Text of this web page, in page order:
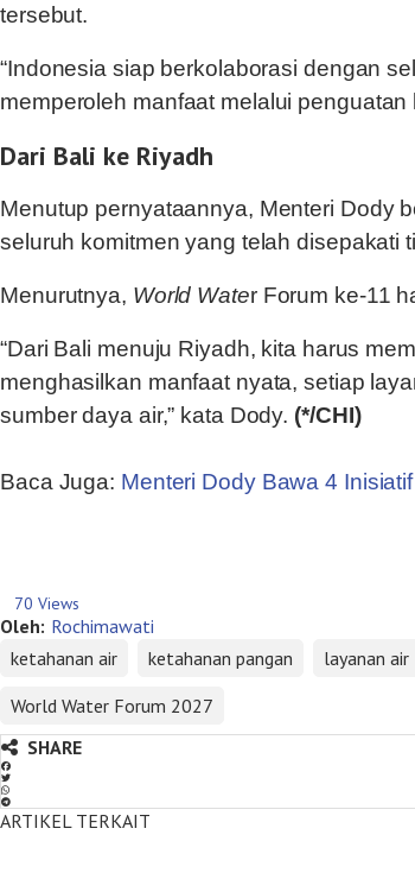
tersebut.
“Indonesia siap berkolaborasi dengan
memperoleh manfaat melalui
Dari Bali ke Riyadh
Menutup pernyataannya, Menteri Dody
seluruh komitmen yang telah disepakati
Menurutnya, World Water Forum ke-11
“Dari Bali menuju Riyadh, kita harus
menghasilkan manfaat nyata, setiap
sumber daya air,” kata Dody. (*/CHI)
Baca Juga: Menteri Dody Bawa 4
70 Views
Oleh: Rochimawati
ketahanan air
ketahanan pangan layanan air
World Water Forum 2027
SHARE
ARTIKEL TERKAIT